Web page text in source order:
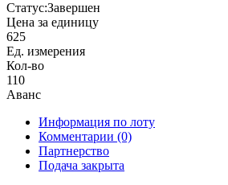
Статус:Завершен
Цена за единицу
625
Ед. измерения
Кол-во
110
Аванс
Информация по лоту
Комментарии (0)
Партнерство
Подача закрыта